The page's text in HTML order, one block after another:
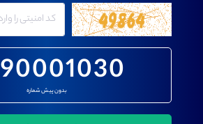
90001030
بدون پیش شماره